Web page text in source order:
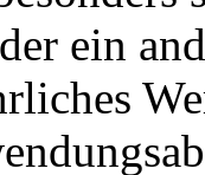
ein